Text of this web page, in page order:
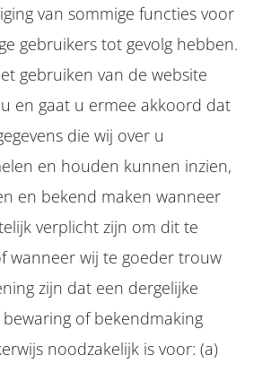
van sommige functies voor
gebruikers tot gevolg hebben.
gebruiken van de website
en gaat u ermee akkoord dat
die wij over u
en houden kunnen inzien,
en bekend maken wanneer
verplicht zijn om dit te
wanneer wij te goeder trouw
zijn dat een dergelijke
bewaring of bekendmaking
noodzakelijk is voor: (a)